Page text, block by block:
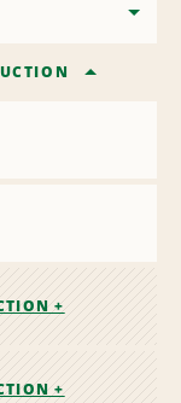
+
+